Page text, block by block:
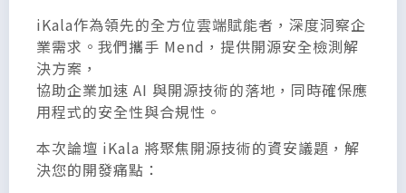
iKala作為領先的全方位雲端賦能者，深度洞察企
業需求。我們攜手 Mend，提供開源安全檢測解
決方案，
協助企業加速 AI 與開源技術的落地，同時確保應
用程式的安全性與合規性。
本次論壇 iKala 將聚焦開源技術的資安議題，解
決您的開發痛點：